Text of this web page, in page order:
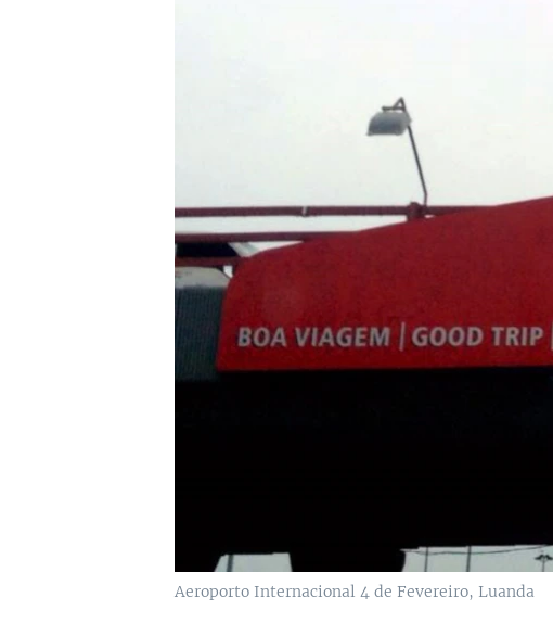
Aeroporto Internacional 4 de Fevereiro, Luanda